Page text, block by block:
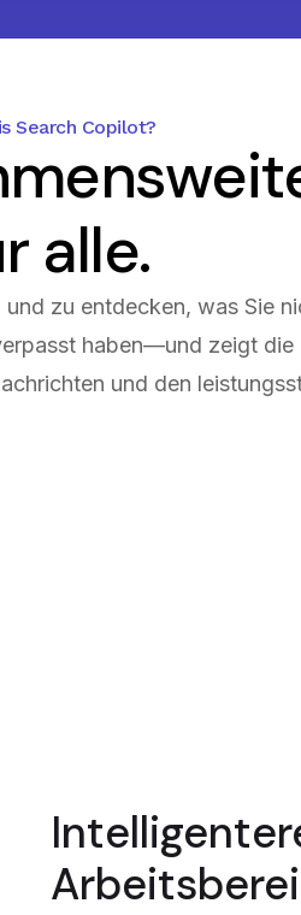
Search Copilot?
alle.
zu entdecken, was Sie
haben—und zeigt
und den